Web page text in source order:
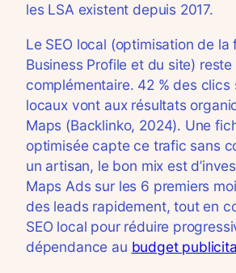
les LSA existent depuis 2017.
Le SEO local (optimisation de la
Business Profile et du site) reste
complémentaire. 42 % des clics
locaux vont aux résultats
Maps (Backlinko, 2024). Une
optimisée capte ce trafic sans
un artisan, le bon mix est
Maps Ads sur les 6 premiers
des leads rapidement, tout en
SEO local pour réduire
dépendance au budget